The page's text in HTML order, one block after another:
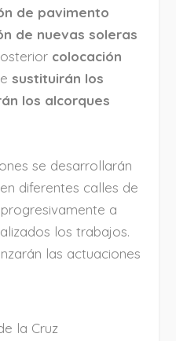
de pavimento
de nuevas soleras
colocación
sustituirán los
los alcorques
se desarrollarán
diferentes calles de
a
los trabajos.
las actuaciones
la Cruz